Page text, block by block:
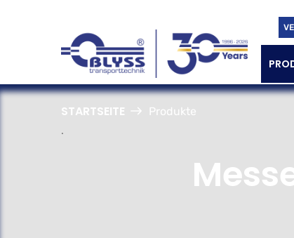
STARTSEITE Produkte
.